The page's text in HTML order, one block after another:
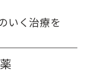
いく治療を